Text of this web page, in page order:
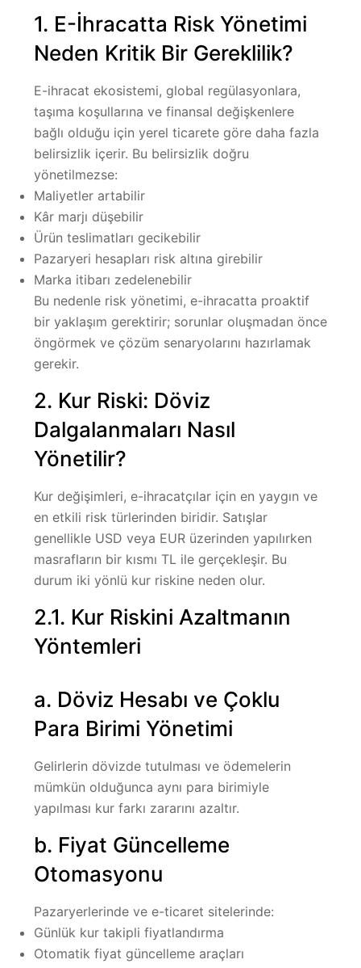
1. E-İhracatta Risk Yönetimi
Neden Kritik Bir Gereklilik?
E-ihracat ekosistemi, global regülasyonlara,
taşıma koşullarına ve finansal değişkenlere
bağlı olduğu için yerel ticarete göre daha fazla
belirsizlik içerir. Bu belirsizlik doğru
yönetilmezse:
Maliyetler artabilir
Kâr marjı düşebilir
Ürün teslimatları gecikebilir
Pazaryeri hesapları risk altına girebilir
Marka itibarı zedelenebilir
Bu nedenle risk yönetimi, e-ihracatta proaktif
bir yaklaşım gerektirir; sorunlar oluşmadan önce
öngörmek ve çözüm senaryolarını hazırlamak
gerekir.
2. Kur Riski: Döviz
Dalgalanmaları Nasıl
Yönetilir?
Kur değişimleri, e-ihracatçılar için en yaygın ve
en etkili risk türlerinden biridir. Satışlar
genellikle USD veya EUR üzerinden yapılırken
masrafların bir kısmı TL ile gerçekleşir. Bu
durum iki yönlü kur riskine neden olur.
2.1. Kur Riskini Azaltmanın
Yöntemleri
a. Döviz Hesabı ve Çoklu
Para Birimi Yönetimi
Gelirlerin dövizde tutulması ve ödemelerin
mümkün olduğunca aynı para birimiyle
yapılması kur farkı zararını azaltır.
b. Fiyat Güncelleme
Otomasyonu
Pazaryerlerinde ve e-ticaret sitelerinde:
Günlük kur takipli fiyatlandırma
Otomatik fiyat güncelleme araçları